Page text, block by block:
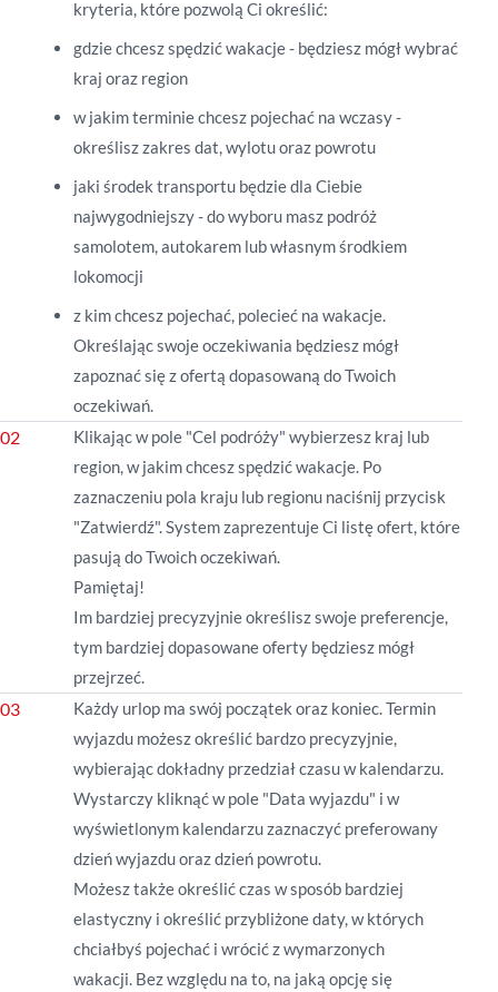
kryteria, które pozwolą Ci określić:
gdzie chcesz spędzić wakacje - będziesz mógł wybrać
kraj oraz region
w jakim terminie chcesz pojechać na wczasy -
określisz zakres dat, wylotu oraz powrotu
jaki środek transportu będzie dla Ciebie
najwygodniejszy - do wyboru masz podróż
samolotem, autokarem lub własnym środkiem
lokomocji
z kim chcesz pojechać, polecieć na wakacje.
Określając swoje oczekiwania będziesz mógł
zapoznać się z ofertą dopasowaną do Twoich
oczekiwań.
Klikając w pole "Cel podróży" wybierzesz kraj lub
region, w jakim chcesz spędzić wakacje. Po
zaznaczeniu pola kraju lub regionu naciśnij przycisk
"Zatwierdź". System zaprezentuje Ci listę ofert, które
pasują do Twoich oczekiwań.
Pamiętaj!
Im bardziej precyzyjnie określisz swoje preferencje,
tym bardziej dopasowane oferty będziesz mógł
przejrzeć.
Każdy urlop ma swój początek oraz koniec. Termin
wyjazdu możesz określić bardzo precyzyjnie,
wybierając dokładny przedział czasu w kalendarzu.
Wystarczy kliknąć w pole "Data wyjazdu" i w
wyświetlonym kalendarzu zaznaczyć preferowany
dzień wyjazdu oraz dzień powrotu.
Możesz także określić czas w sposób bardziej
elastyczny i określić przybliżone daty, w których
chciałbyś pojechać i wrócić z wymarzonych
wakacji. Bez względu na to, na jaką opcję się